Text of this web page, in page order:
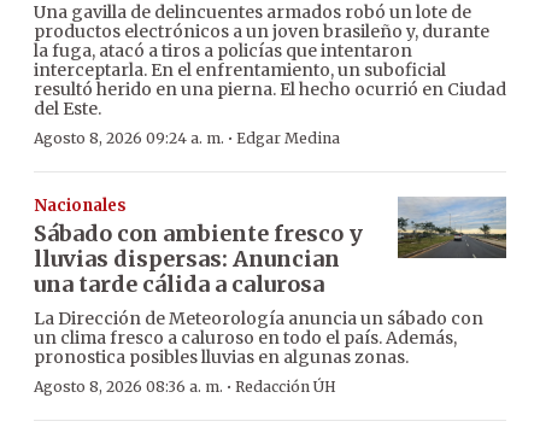
Una gavilla de delincuentes armados robó un lote de
productos electrónicos a un joven brasileño y, durante
la fuga, atacó a tiros a policías que intentaron
interceptarla. En el enfrentamiento, un suboficial
resultó herido en una pierna. El hecho ocurrió en Ciudad
del Este.
Agosto 8, 2026 09:24 a. m. · Edgar Medina
Nacionales
Sábado con ambiente fresco y
lluvias dispersas: Anuncian
una tarde cálida a calurosa
La Dirección de Meteorología anuncia un sábado con
un clima fresco a caluroso en todo el país. Además,
pronostica posibles lluvias en algunas zonas.
Agosto 8, 2026 08:36 a. m. · Redacción ÚH